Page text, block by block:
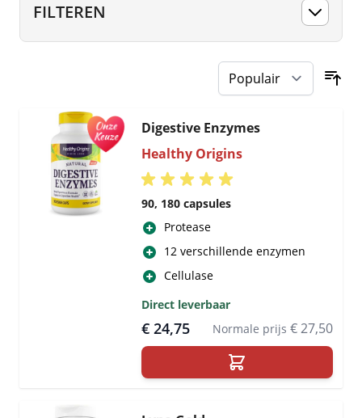
FILTEREN
Digestive Enzymes
Healthy Origins
90, 180 capsules
Protease
12 verschillende enzymen
Cellulase
Direct leverbaar
€ 24,75 Normale prijs € 27,50